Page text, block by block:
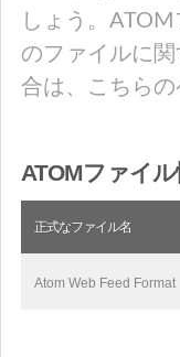
しょう。
のファイルに
合は、こちらの
ATOMファイ
正式なファイル名
Atom Web Feed Format